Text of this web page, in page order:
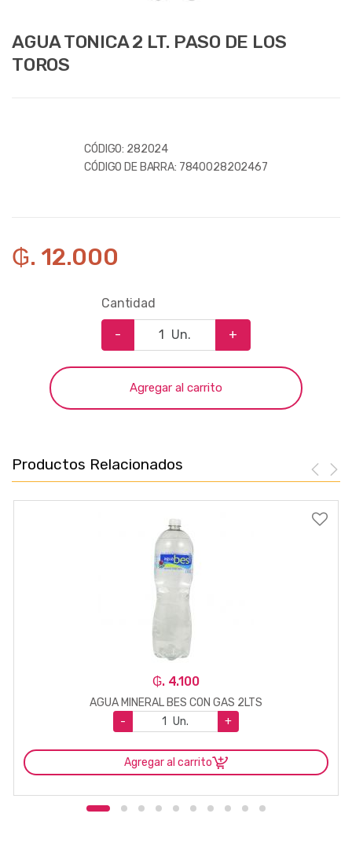
AGUA TONICA 2 LT. PASO DE LOS
TOROS
CÓDIGO: 282024
CÓDIGO DE BARRA: 7840028202467
₲. 12.000
Cantidad
- Un. +
Agregar al carrito
Productos Relacionados
₲. 4.100
AGUA MINERAL BES CON GAS 2LTS
-
Un. +
Agregar al carrito